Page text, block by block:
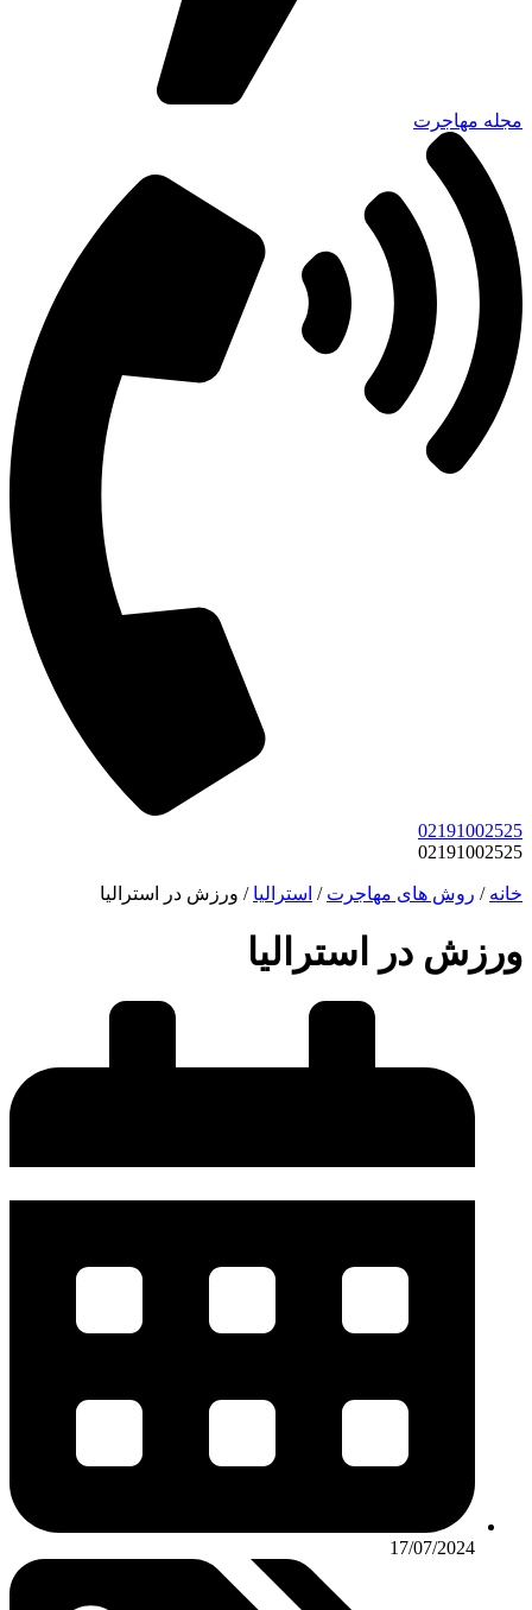
مجله مهاجرت
02191002525
02191002525
خانه / روش های مهاجرت / استرالیا / ورزش در استرالیا
ورزش در استرالیا
17/07/2024